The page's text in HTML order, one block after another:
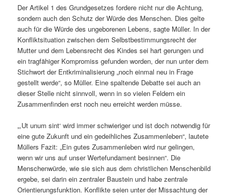
Der Artikel 1 des Grundgesetzes fordere nicht nur die Achtung,
sondern auch den Schutz der Würde des Menschen. Dies gelte
auch für die Würde des ungeborenen Lebens, sagte Müller. In der
Konfliktsituation zwischen dem Selbstbestimmungsrecht der
Mutter und dem Lebensrecht des Kindes sei hart gerungen und
ein tragfähiger Kompromiss gefunden worden, der nun unter dem
Stichwort der Entkriminalisierung „noch einmal neu in Frage
gestellt werde“, so Müller. Eine spaltende Debatte sei auch an
dieser Stelle nicht sinnvoll, wenn in so vielen Feldern ein
Zusammenfinden erst noch neu erreicht werden müsse.
„,Ut unum sint‘ wird immer schwieriger und ist doch notwendig für
eine gute Zukunft und ein gedeihliches Zusammenleben“, lautete
Müllers Fazit: „Ein gutes Zusammenleben wird nur gelingen,
wenn wir uns auf unser Wertefundament besinnen“. Die
Menschenwürde, wie sie sich aus dem christlichen Menschenbild
ergebe, sei darin ein zentraler Baustein und habe zentrale
Orientierungsfunktion. Konflikte seien unter der Missachtung der